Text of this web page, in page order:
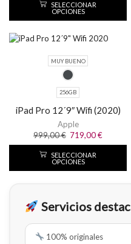
SELECCIONAR
OPCIONES
MUY BUENO
256GB
iPad Pro 12´9″ Wifi (2020)
Apple
999,00€ 719,00€
SELECCIONAR
OPCIONES
Servicios
100% originales